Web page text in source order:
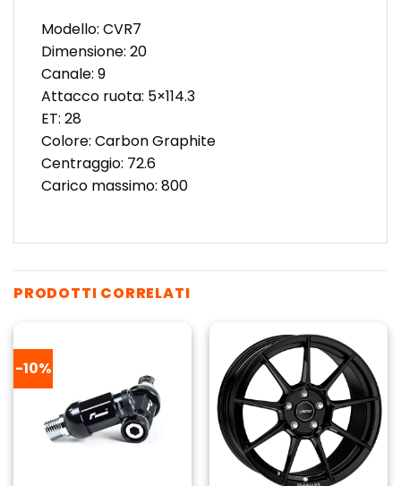
Modello: CVR7
Dimensione: 20
Canale: 9
Attacco ruota: 5×114.3
ET: 28
Colore: Carbon Graphite
Centraggio: 72.6
Carico massimo: 800
PRODOTTI CORRELATI
-10%